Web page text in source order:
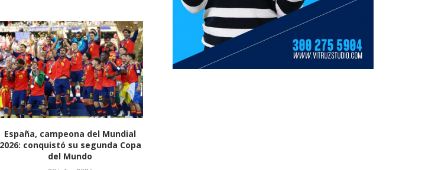
Valledupar despide una historia
que se convirtió en leyenda: así
será la...